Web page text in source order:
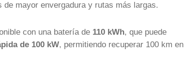
de mayor envergadura y rutas más largas.
con una batería de 110 kWh, que puede
de 100 kW, permitiendo recuperar 100 km en